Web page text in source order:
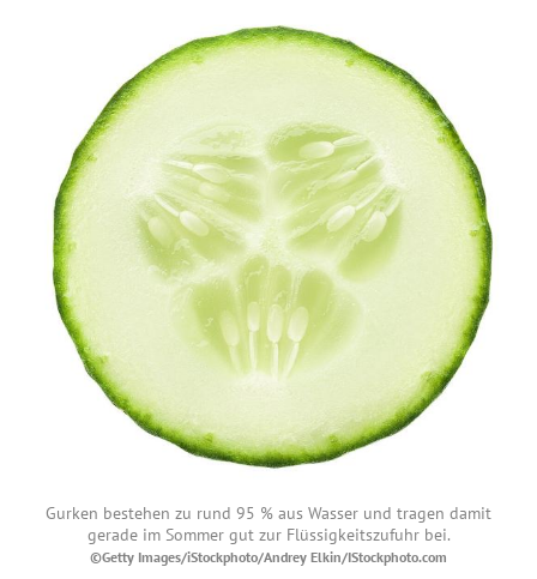
Gurken bestehen zu rund 95 % aus Wasser und tragen damit
gerade im Sommer gut zur Flüssigkeitszufuhr bei.
©Getty Images/iStockphoto/Andrey Elkin/IStockphoto.com